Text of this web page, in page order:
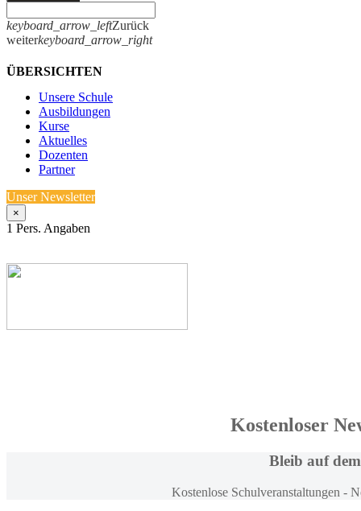
keyboard_arrow_leftZurück
weiterkeyboard_arrow_right
ÜBERSICHTEN
Unsere Schule
Ausbildungen
Kurse
Aktuelles
Dozenten
Partner
Unser Newsletter
×
1 Pers. Angaben
Kostenloser
Bleib auf
Kostenlose Schulveranstaltungen -